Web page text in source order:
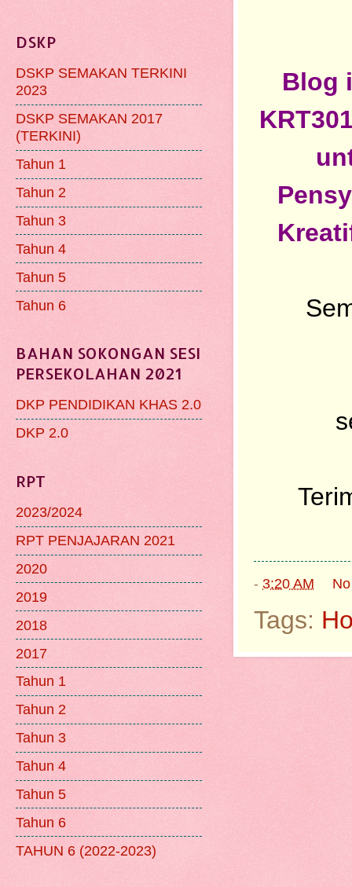
Blog
- 3:20 AM
Tags:
DSKP
DSKP SEMAKAN TERKINI
2023
DSKP SEMAKAN 2017
(TERKINI)
Tahun 1
Tahun 2
Tahun 3
Tahun 4
Tahun 5
Tahun 6
BAHAN SOKONGAN SESI
PERSEKOLAHAN 2021
DKP PENDIDIKAN KHAS 2.0
DKP 2.0
RPT
2023/2024
RPT PENJAJARAN 2021
2020
2019
2018
2017
Tahun 1
Tahun 2
Tahun 3
Tahun 4
Tahun 5
Tahun 6
TAHUN 6 (2022-2023)